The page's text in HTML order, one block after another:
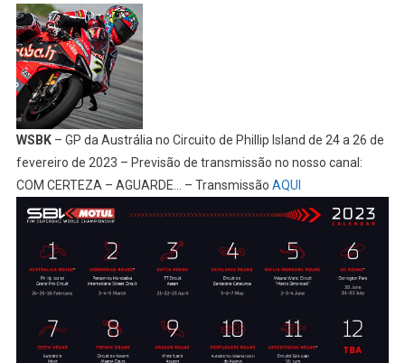
WSBK– GP da Austrália no Circuito de Phillip Island de 24 a 26 de
fevereiro de 2023 – Previsão de transmissão no nosso canal:
COM CERTEZA – AGUARDE… – Transmissão AQUI